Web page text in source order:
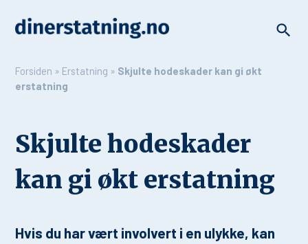
Forsiden » Erstatning » Skjulte hodeskader kan gi økt
erstatning
Skjulte hodeskader
kan gi økt erstatning
Hvis du har vært involvert i en ulykke, kan